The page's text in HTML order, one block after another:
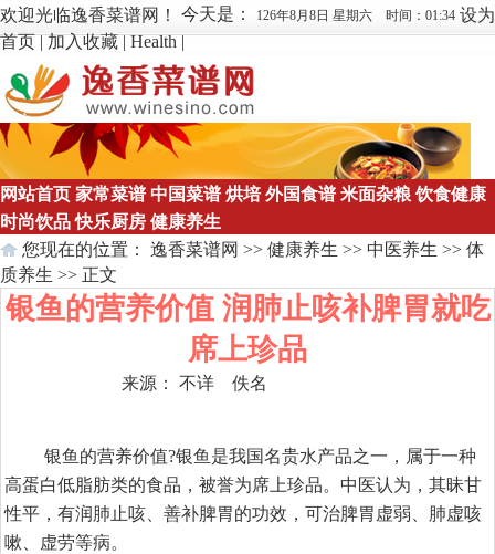
欢迎光临逸香菜谱网！ 今天是： 126年8月8日 星期六 时间：01:34 设为
首页|加入收藏|Health|
网站首页 家常菜谱 中国菜谱 烘培 外国食谱 米面杂粮 饮食健康
时尚饮品 快乐厨房 健康养生
您现在的位置： 逸香菜谱网 >> 健康养生 >> 中医养生 >> 体
质养生 >> 正文
银鱼的营养价值 润肺止咳补脾胃就吃
席上珍品
来源： 不详 佚名
银鱼的营养价值?银鱼是我国名贵水产品之一，属于一种
高蛋白低脂肪类的食品，被誉为席上珍品。中医认为，其昧甘
性平，有润肺止咳、善补脾胃的功效，可治脾胃虚弱、肺虚咳
嗽、虚劳等病。